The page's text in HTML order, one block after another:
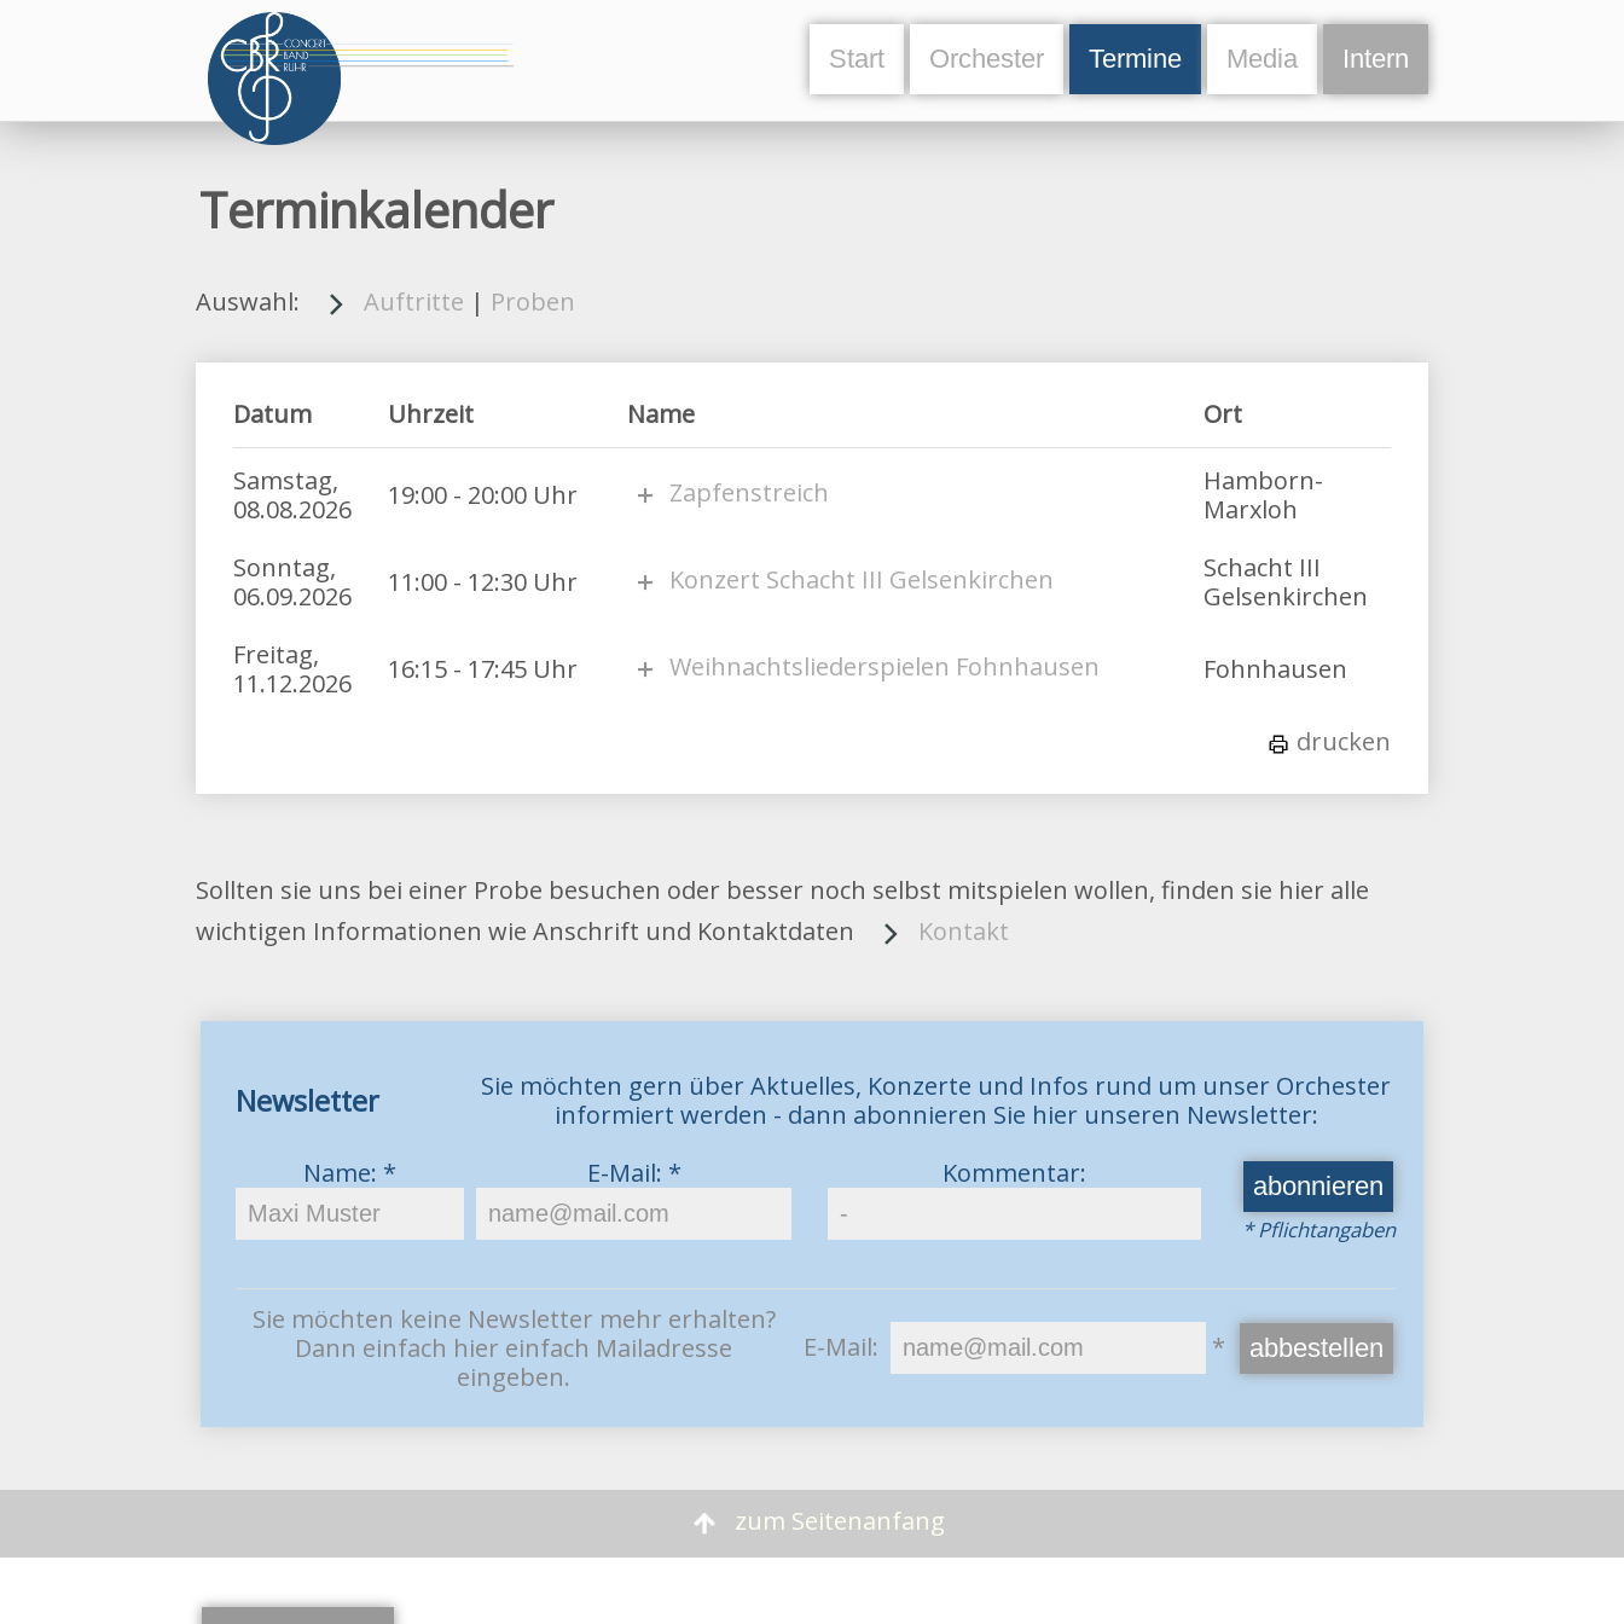
Start Orchester Termine Media Intern
Terminkalender
Auswahl: Auftritte | Proben
Datum Uhrzeit Name Ort
Samstag,
08.08.2026
19:00 - 20:00 Uhr Zapfenstreich
Hamborn-
Marxloh
Sonntag,
06.09.2026
11:00 - 12:30 Uhr Konzert Schacht III Gelsenkirchen
Schacht III
Gelsenkirchen
Freitag,
11.12.2026
16:15 - 17:45 Uhr Weihnachtsliederspielen Fohnhausen Fohnhausen
drucken
Sollten sie uns bei einer Probe besuchen oder besser noch selbst mitspielen wollen, finden sie hier alle
wichtigen Informationen wie Anschrift und Kontaktdaten
Kontakt
Newsletter
Sie möchten gern über Aktuelles, Konzerte und Infos rund um unser Orchester
informiert werden - dann abonnieren Sie hier unseren Newsletter:
Name: *
E-Mail: * Kommentar:
* Pflichtangaben
Sie möchten keine Newsletter mehr erhalten?
Dann einfach hier einfach Mailadresse
eingeben.
E-Mail: *
zum Seitenanfang